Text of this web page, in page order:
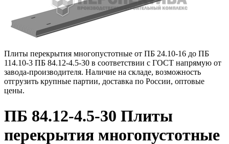
Плиты перекрытия многопустотные от ПБ 24.10-16 до ПБ
114.10-3 ПБ 84.12-4.5-30 в соответствии с ГОСТ напрямую от
завода-производителя. Наличие на складе, возможность
отгрузить крупные партии, доставка по России, оптовые
цены.
ПБ 84.12-4.5-30 Плиты
перекрытия многопустотные